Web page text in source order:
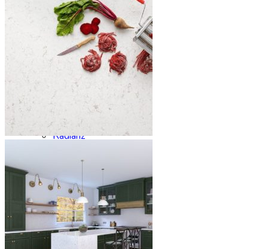
Аварус
Avantquartz
Belenco
Caesarstone
Cambria
Compac
Dekton
Etna Quartz
Grandex
Noblle Quartz
Radianz
Smartquartz
Staron
Stratos Quartz
Symphony
Technistone
Vicostone
Заказать столешницу